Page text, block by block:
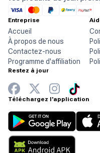
Entreprise
Accueil
À propos de nous
Contactez-nous
Programme d'affiliation
Restez à jour
Téléchargez l'application